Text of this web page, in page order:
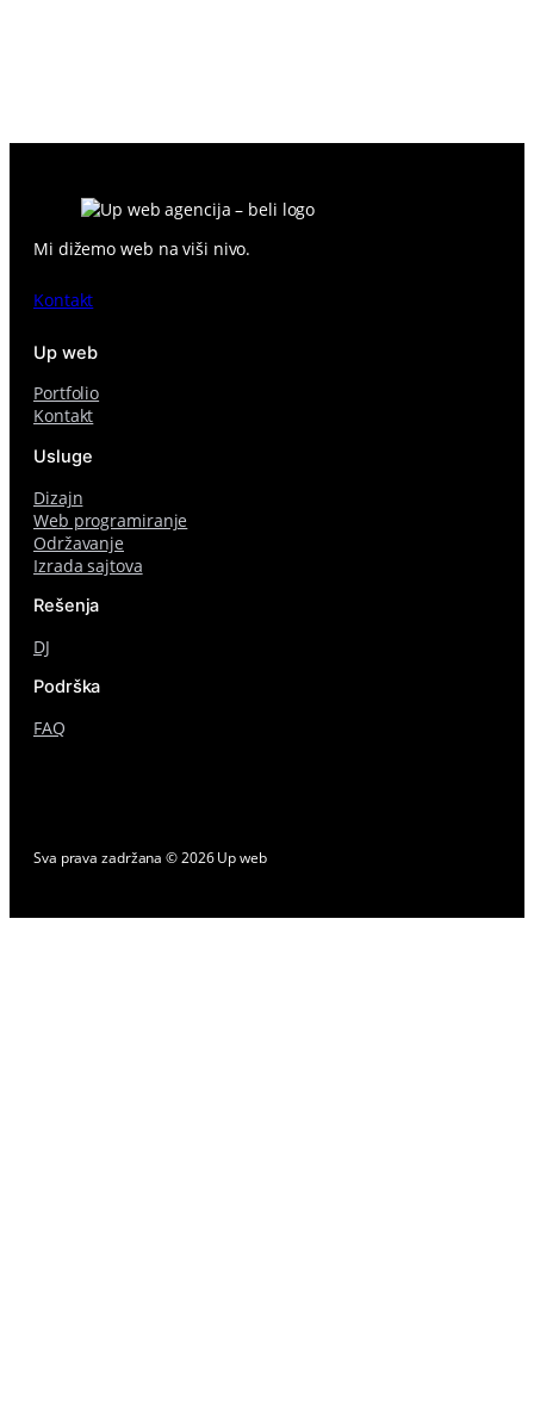
Mi dižemo web na viši nivo.
Kontakt
Up web
Portfolio
Kontakt
Usluge
Dizajn
Web programiranje
Održavanje
Izrada sajtova
Rešenja
DJ
Podrška
FAQ
Sva prava zadržana ©2026 Up web